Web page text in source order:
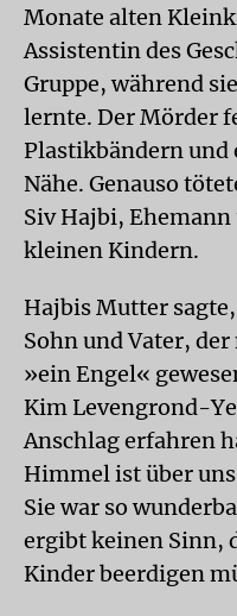
Monate alten
Assistentin des
Gruppe, während
lernte. Der Mörder
Plastikbändern und
Nähe. Genauso
Siv Hajbi,
kleinen Kindern.
Hajbis Mutter
Sohn und Vater,
»ein Engel«
Kim Levengrond-
Anschlag erfahren
Himmel ist über
Sie war so
ergibt keinen Sinn,
Kinder beerdigen